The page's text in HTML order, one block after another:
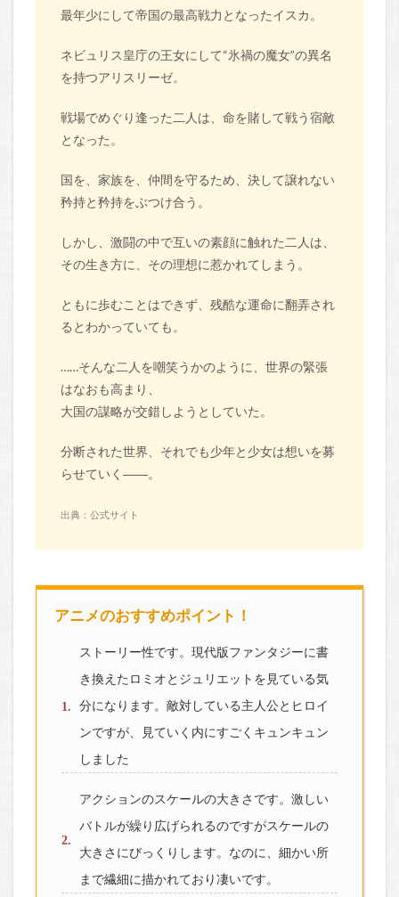
最年少にして帝国の最高戦力となったイスカ。
ネビュリス皇庁の王女にして“氷禍の魔女”の異名
を持つアリスリーゼ。
戦場でめぐり逢った二人は、命を賭して戦う宿敵
となった。
国を、家族を、仲間を守るため、決して譲れない
矜持と矜持をぶつけ合う。
しかし、激闘の中で互いの素顔に触れた二人は、
その生き方に、その理想に惹かれてしまう。
ともに歩むことはできず、残酷な運命に翻弄され
るとわかっていても。
……そんな二人を嘲笑うかのように、世界の緊張
はなおも高まり、
大国の謀略が交錯しようとしていた。
分断された世界、それでも少年と少女は想いを募
らせていく――。
出典：公式サイト
アニメのおすすめポイント！
ストーリー性です。現代版ファンタジーに書
き換えたロミオとジュリエットを見ている気
分になります。敵対している主人公とヒロイ
ンですが、見ていく内にすごくキュンキュン
しました
アクションのスケールの大きさです。激しい
バトルが繰り広げられるのですがスケールの
大きさにびっくりします。なのに、細かい所
まで繊細に描かれており凄いです。